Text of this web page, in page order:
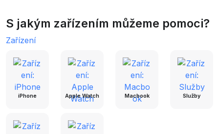
S jakým zařízením můžeme pomoci?
Zařízení
iPhone Apple Watch Macbook Služby